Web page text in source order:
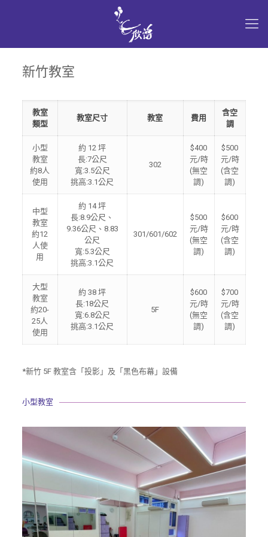
新竹教室
教室
類型
教室尺寸 教室 費用
含空
調
小型
教室
約8人
使用
約 12 坪
長:7公尺
寬:3.5公尺
挑高:3.1公尺
302
$400
元/時
(無空
調)
$500
元/時
(含空
調)
中型
教室
約12
人使
用
約 14 坪
長:8.9公尺、
9.36公尺、8.83
公尺
寬:5.3公尺
挑高:3.1公尺
301/601/602
$500
元/時
(無空
調)
$600
元/時
(含空
調)
大型
教室
約20-
25人
使用
約 38 坪
長:18公尺
寬:6.8公尺
挑高:3.1公尺
5F
$600
元/時
(無空
調)
$700
元/時
(含空
調)
*新竹 5F 教室含「投影」及「黑色布幕」設備
小型教室